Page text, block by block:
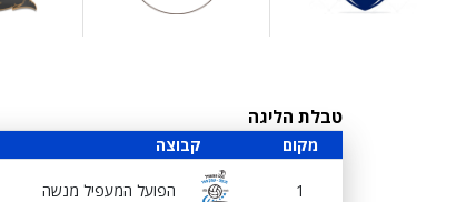
טבלת הליגה
קבוצה מקום
הפועל המעפיל מנשה 1